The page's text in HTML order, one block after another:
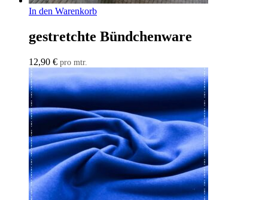
In den Warenkorb
gestretchte Bündchenware
12,90 € pro mtr.